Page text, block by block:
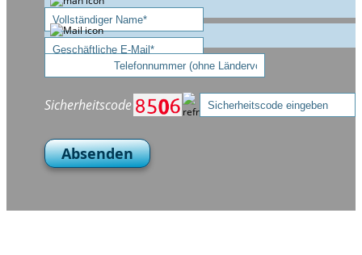
Sicherheitscode
Absenden